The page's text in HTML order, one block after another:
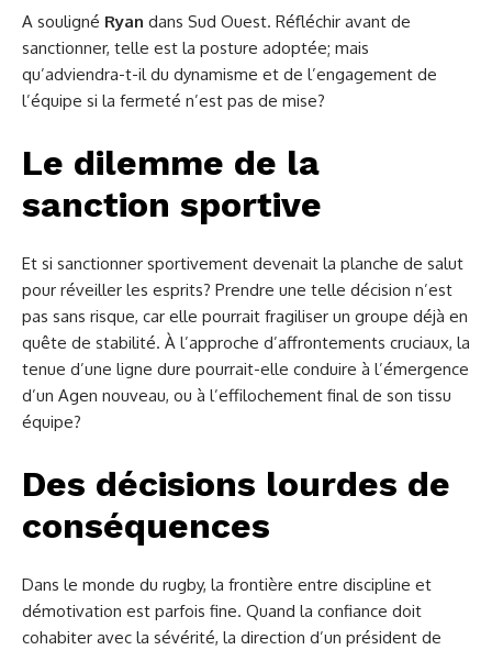
A souligné Ryan dans Sud Ouest. Réfléchir avant de
sanctionner, telle est la posture adoptée; mais
qu’adviendra-t-il du dynamisme et de l’engagement de
l’équipe si la fermeté n’est pas de mise?
Le dilemme de la
sanction sportive
Et si sanctionner sportivement devenait la planche de salut
pour réveiller les esprits? Prendre une telle décision n’est
pas sans risque, car elle pourrait fragiliser un groupe déjà en
quête de stabilité. À l’approche d’affrontements cruciaux, la
tenue d’une ligne dure pourrait-elle conduire à l’émergence
d’un Agen nouveau, ou à l’effilochement final de son tissu
équipe?
Des décisions lourdes de
conséquences
Dans le monde du rugby, la frontière entre discipline et
démotivation est parfois fine. Quand la confiance doit
cohabiter avec la sévérité, la direction d’un président de